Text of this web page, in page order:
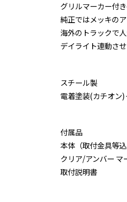
グリルマーカー付
純正ではメッキの
海外のトラックで
デイライト連動さ
スチール製
電着塗装(カチオン
付属品
本体（取付金具等込
クリア/アンバー マ
取付説明書